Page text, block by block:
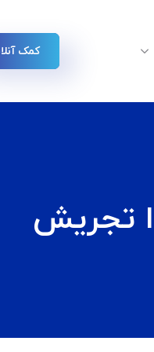
کمک
تجریش